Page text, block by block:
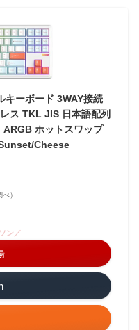
ーボード 3WAY接続
ス TKL JIS 日本語配列
ARGB ホットスワップ
Cheese
）
ン／